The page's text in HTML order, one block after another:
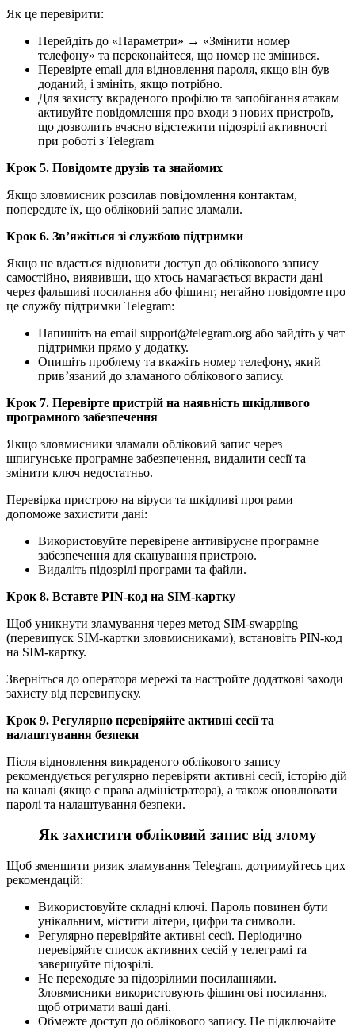
Як це перевірити:
Перейдіть до «Параметри» → «Змінити номер
телефону» та переконайтеся, що номер не змінився.
Перевірте email для відновлення пароля, якщо він був
доданий, і змініть, якщо потрібно.
Для захисту вкраденого профілю та запобігання атакам
активуйте повідомлення про входи з нових пристроїв,
що дозволить вчасно відстежити підозрілі активності
при роботі з Telegram
Крок 5. Повідомте друзів та знайомих
Якщо зловмисник розсилав повідомлення контактам,
попередьте їх, що обліковий запис зламали.
Крок 6. Зв’яжіться зі службою підтримки
Якщо не вдається відновити доступ до облікового запису
самостійно, виявивши, що хтось намагається вкрасти дані
через фальшиві посилання або фішинг, негайно повідомте про
це службу підтримки Telegram:
Напишіть на email support@telegram.org або зайдіть у чат
підтримки прямо у додатку.
Опишіть проблему та вкажіть номер телефону, який
прив’язаний до зламаного облікового запису.
Крок 7. Перевірте пристрій на наявність шкідливого
програмного забезпечення
Якщо зловмисники зламали обліковий запис через
шпигунське програмне забезпечення, видалити сесії та
змінити ключ недостатньо.
Перевірка пристрою на віруси та шкідливі програми
допоможе захистити дані:
Використовуйте перевірене антивірусне програмне
забезпечення для сканування пристрою.
Видаліть підозрілі програми та файли.
Крок 8. Вставте PIN-код на SIM-картку
Щоб уникнути зламування через метод SIM-swapping
(перевипуск SIM-картки зловмисниками), встановіть PIN-код
на SIM-картку.
Зверніться до оператора мережі та настройте додаткові заходи
захисту від перевипуску.
Крок 9. Регулярно перевіряйте активні сесії та
налаштування безпеки
Після відновлення викраденого облікового запису
рекомендується регулярно перевіряти активні сесії, історію дій
на каналі (якщо є права адміністратора), а також оновлювати
паролі та налаштування безпеки.
Як захистити обліковий запис від злому
Щоб зменшити ризик зламування Telegram, дотримуйтесь цих
рекомендацій:
Використовуйте складні ключі. Пароль повинен бути
унікальним, містити літери, цифри та символи.
Регулярно перевіряйте активні сесії. Періодично
перевіряйте список активних сесій у телеграмі та
завершуйте підозрілі.
Не переходьте за підозрілими посиланнями.
Зловмисники використовують фішингові посилання,
щоб отримати ваші дані.
Обмежте доступ до облікового запису. Не підключайте